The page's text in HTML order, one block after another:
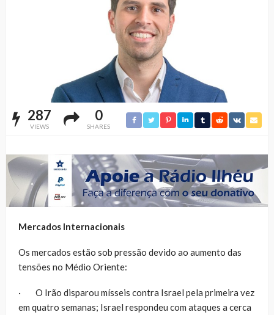
287
VIEWS
0
SHARES
Mercados Internacionais
Os mercados estão sob pressão devido ao aumento das
tensões no Médio Oriente:
· O Irão disparou mísseis contra Israel pela primeira vez
em quatro semanas; Israel respondeu com ataques a cerca